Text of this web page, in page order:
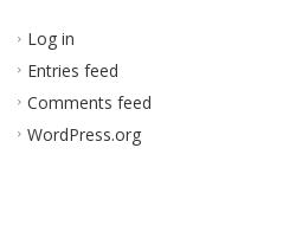
Log in
Entries feed
Comments feed
WordPress.org